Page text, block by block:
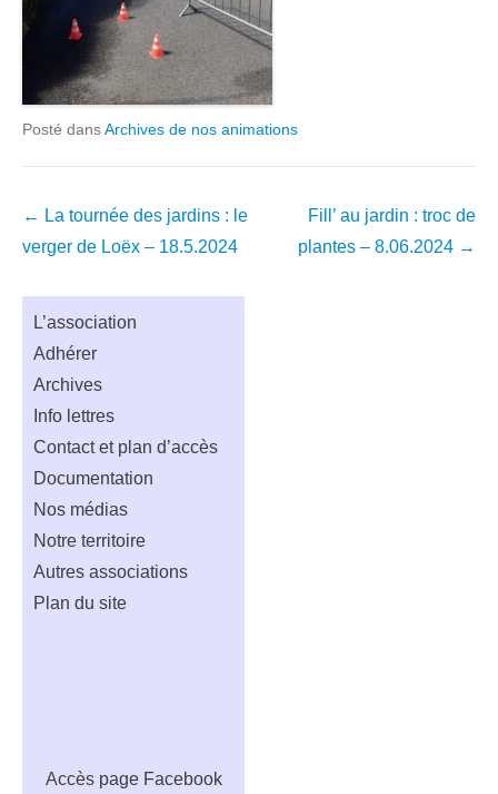
Posté dansArchives de nos animations
Navigation
dans
← La tournée des jardins : le
verger de Loëx – 18.5.2024
Fill’ au jardin : troc de
plantes – 8.06.2024 →
L’association
Adhérer
Archives
Info lettres
Contact et plan d’accès
Documentation
Nos médias
Notre territoire
Autres associations
Plan du site
Accès page Facebook